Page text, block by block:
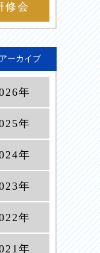
修会
ーカイブ
年
年
年
年
年
年